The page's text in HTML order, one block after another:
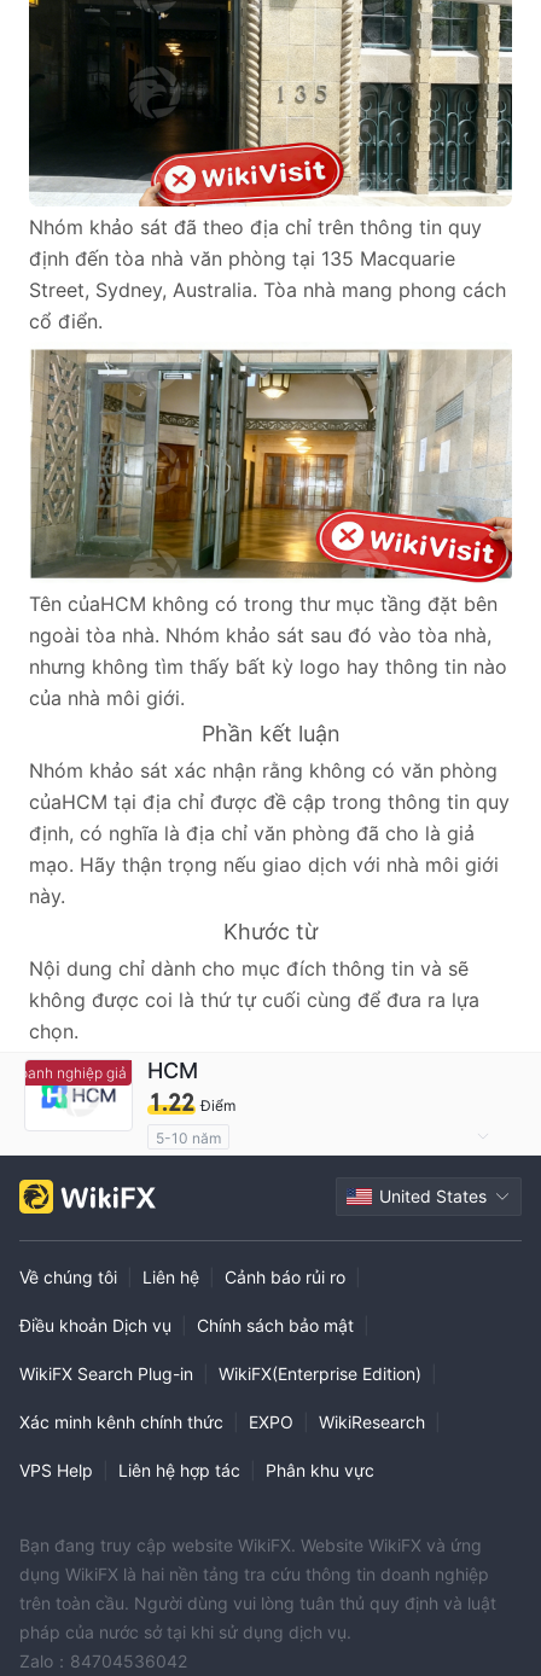
Nhóm khảo sát đã theo địa chỉ trên thông tin quy
định đến tòa nhà văn phòng tại 135 Macquarie
Street, Sydney, Australia. Tòa nhà mang phong cách
cổ điển.
Tên củaHCM không có trong thư mục tầng đặt bên
ngoài tòa nhà. Nhóm khảo sát sau đó vào tòa nhà,
nhưng không tìm thấy bất kỳ logo hay thông tin nào
của nhà môi giới.
Phần kết luận
Nhóm khảo sát xác nhận rằng không có văn phòng
củaHCM tại địa chỉ được đề cập trong thông tin quy
định, có nghĩa là địa chỉ văn phòng đã cho là giả
mạo. Hãy thận trọng nếu giao dịch với nhà môi giới
này.
Khước từ
Nội dung chỉ dành cho mục đích thông tin và sẽ
không được coi là thứ tự cuối cùng để đưa ra lựa
chọn.
Doanh nghiệp giả mạo Doanh nghiệp giả mạo
HCM
1.22 Điểm
5-10 năm
Lĩnh vực nghiệp vụ đáng ngờ
United States
Về chúng tôi Liên hệ Cảnh báo rủi ro
Điều khoản Dịch vụ Chính sách bảo mật
WikiFX Search Plug-in WikiFX(Enterprise Edition)
Xác minh kênh chính thức EXPO WikiResearch
VPS Help Liên hệ hợp tác Phân khu vực
Bạn đang truy cập website WikiFX. Website WikiFX và ứng
dụng WikiFX là hai nền tảng tra cứu thông tin doanh nghiệp
trên toàn cầu. Người dùng vui lòng tuân thủ quy định và luật
pháp của nước sở tại khi sử dụng dịch vụ.
Zalo：84704536042